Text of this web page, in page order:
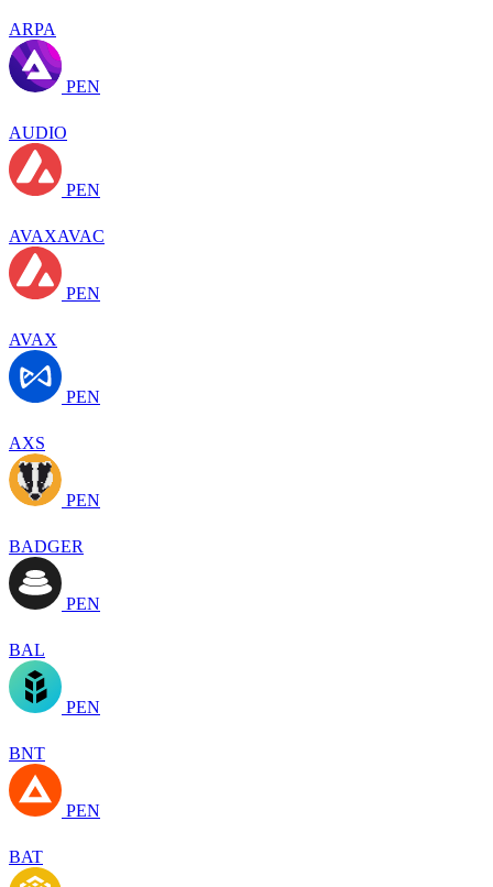
ARPA
PEN
AUDIO
PEN
AVAXAVAC
PEN
AVAX
PEN
AXS
PEN
BADGER
PEN
BAL
PEN
BNT
PEN
BAT